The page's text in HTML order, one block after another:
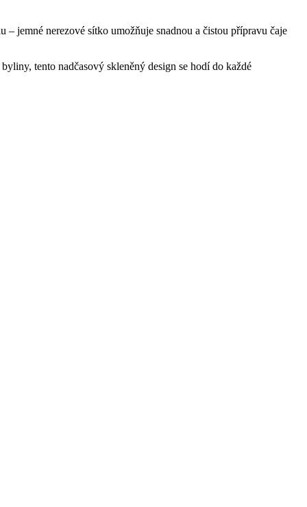
jemné nerezové sítko umožňuje snadnou a čistou přípravu čaje
tento nadčasový skleněný design se hodí do každé